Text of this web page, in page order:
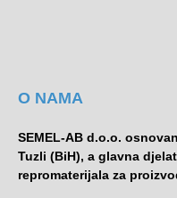
O NAMA
SEMEL-AB d.o.o.
Tuzli (BiH), a glavna
repromaterijala za